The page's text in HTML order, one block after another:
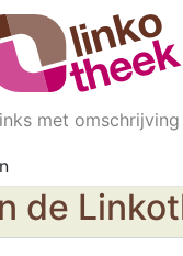
met omschrijving
de